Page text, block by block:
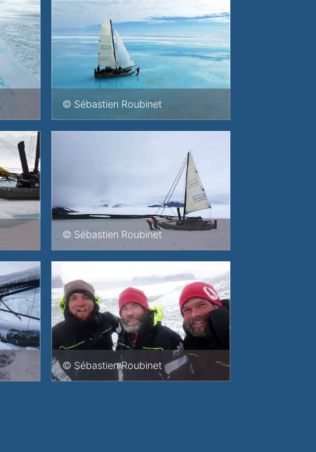
© Sébastien Roubinet
© Sébastien Roubinet
© Sébastien Roubinet